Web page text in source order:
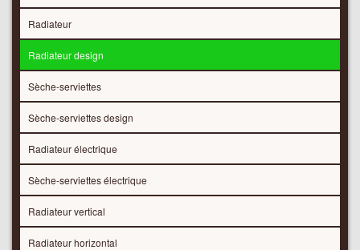
Radiateur
Radiateur design
Sèche-serviettes
Sèche-serviettes design
Radiateur électrique
Sèche-serviettes électrique
Radiateur vertical
Radiateur horizontal